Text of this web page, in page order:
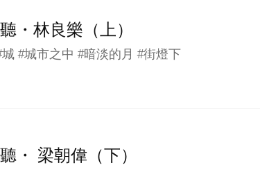
・林良樂（上）
#城市之中 #暗淡的月 #街燈下
・ 梁朝偉（下）